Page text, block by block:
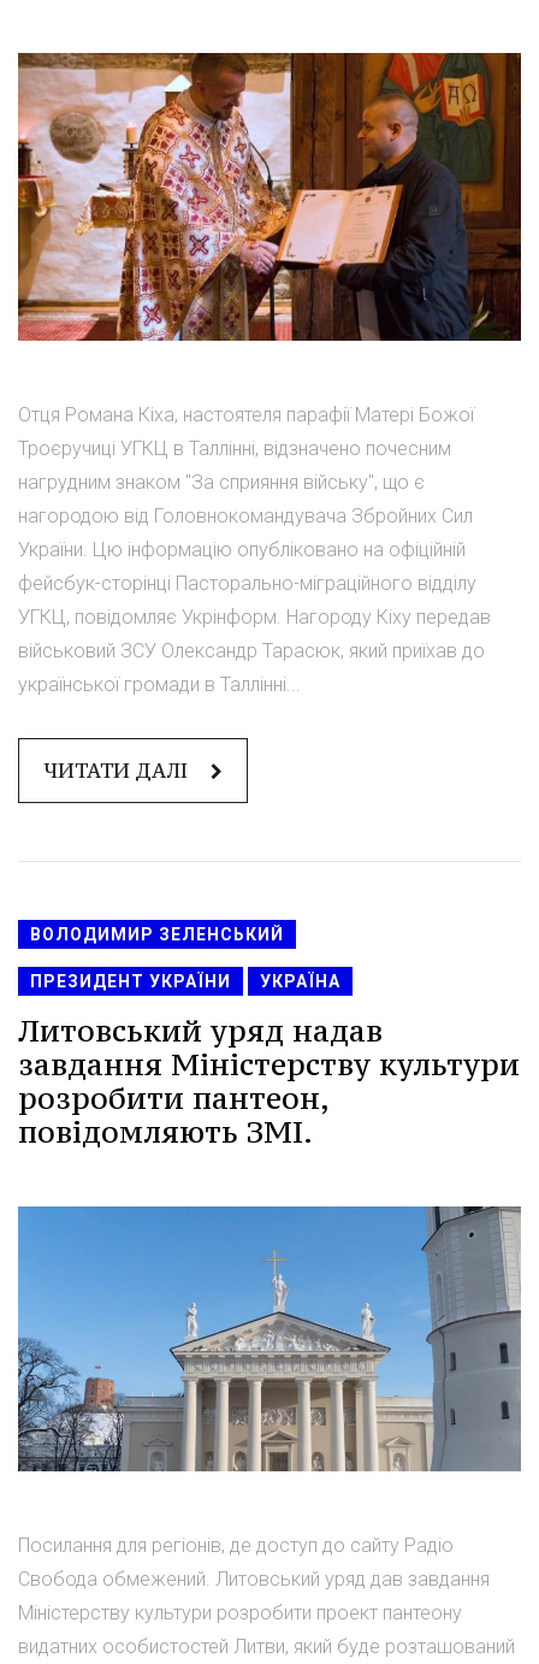
Отця Романа Кіха, настоятеля парафії Матері Божої
Троєручиці УГКЦ в Таллінні, відзначено почесним
нагрудним знаком "За сприяння війську", що є
нагородою від Головнокомандувача Збройних Сил
України. Цю інформацію опубліковано на офіційній
фейсбук-сторінці Пасторально-міграційного відділу
УГКЦ, повідомляє Укрінформ. Нагороду Кіху передав
військовий ЗСУ Олександр Тарасюк, який приїхав до
української громади в Таллінні...
ЧИТАТИ ДАЛІ
ВОЛОДИМИР ЗЕЛЕНСЬКИЙ
ПРЕЗИДЕНТ УКРАЇНИ УКРАЇНА
Литовський уряд надав
завдання Міністерству культури
розробити пантеон,
повідомляють ЗМІ.
Посилання для регіонів, де доступ до сайту Радіо
Свобода обмежений. Литовський уряд дав завдання
Міністерству культури розробити проект пантеону
видатних особистостей Литви, який буде розташований